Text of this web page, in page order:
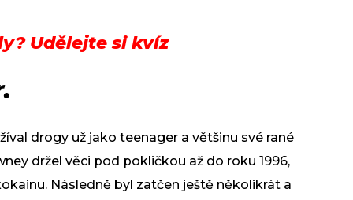
Udělejte si kvíz
drogy už jako teenager a většinu své rané
držel věci pod pokličkou až do roku 1996,
Následně byl zatčen ještě několikrát a